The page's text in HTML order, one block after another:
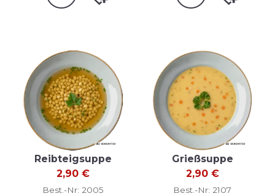
Reibteigsuppe
2,90 €
Best.-Nr: 2005
Grießsuppe
2,90 €
Best.-Nr: 2107